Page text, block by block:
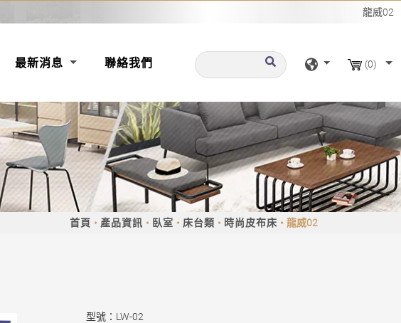
龍威02
最新消息 聯絡我們 (0)
首頁 產品資訊 臥室 床台類 時尚皮布床 龍威02
型號：LW-02